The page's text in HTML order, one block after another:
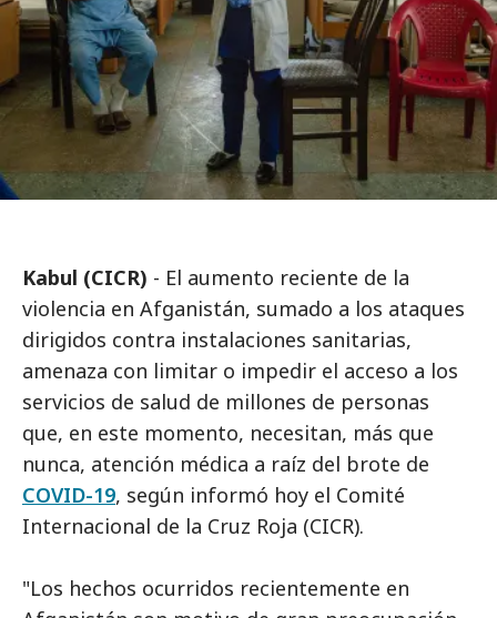
Kabul (CICR) - El aumento reciente de la
violencia en Afganistán, sumado a los ataques
dirigidos contra instalaciones sanitarias,
amenaza con limitar o impedir el acceso a los
servicios de salud de millones de personas
que, en este momento, necesitan, más que
nunca, atención médica a raíz del brote de
COVID-19, según informó hoy el Comité
Internacional de la Cruz Roja (CICR).
"Los hechos ocurridos recientemente en